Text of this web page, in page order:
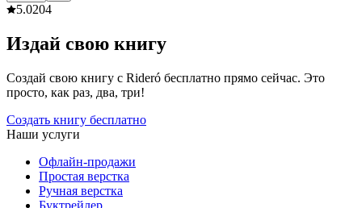
5.0204
Издай свою книгу
Создай свою книгу с Rideró бесплатно прямо сейчас. Это
просто, как раз, два, три!
Создать книгу бесплатно
Наши услуги
Офлайн-продажи
Простая верстка
Ручная верстка
Буктрейлер